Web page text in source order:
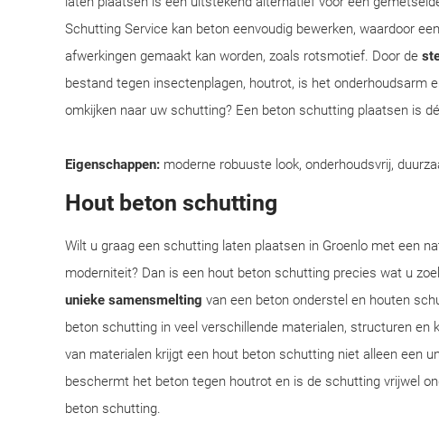
Schutting Service kan beton eenvoudig bewerken, waardoor
afwerkingen gemaakt kan worden, zoals rotsmotief. Door de
bestand tegen insectenplagen, houtrot, is het onderhoudsarm
omkijken naar uw schutting? Een beton schutting plaatsen is
Eigenschappen: moderne robuuste look, onderhoudsvrij,
Hout beton schutting
Wilt u graag een schutting laten plaatsen in Groenlo met een
moderniteit? Dan is een hout beton schutting precies wat u
unieke samensmelting van een beton onderstel en houten
beton schutting in veel verschillende materialen, structuren en
van materialen krijgt een hout beton schutting niet alleen een
beschermt het beton tegen houtrot en is de schutting vrijwel
beton schutting.